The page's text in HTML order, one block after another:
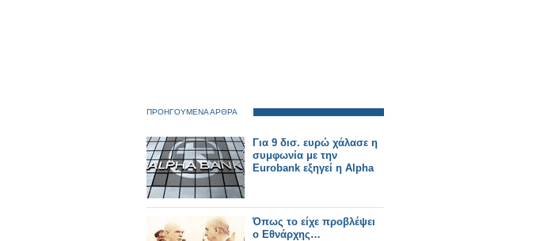
ΠΡΟΗΓΟΥΜΕΝΑ ΑΡΘΡΑ
Για 9 δισ. ευρώ χάλασε η
συμφωνία με την
Eurobank εξηγεί η Alpha
Όπως το είχε προβλέψει
ο Εθνάρχης…